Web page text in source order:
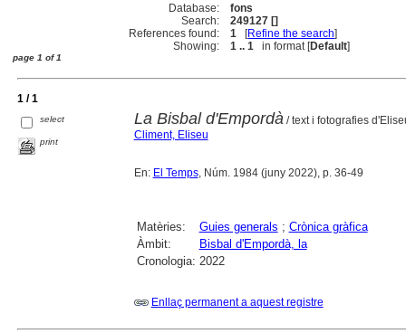
Database:
fons
Search:
249127 []
References found:
1 [Refine the search]
Showing:
1 .. 1 in format [Default]
page 1 of 1
1 / 1
select
print
La Bisbal d'Empordà/ text i fotografies
Climent, Eliseu
En: El Temps, Núm. 1984 (juny 2022), p. 36-49
Matèries: Guies generals ; Crònica gràfica
Àmbit:
Bisbal d'Empordà, la
Cronologia: 2022
Enllaç permanent a aquest registre